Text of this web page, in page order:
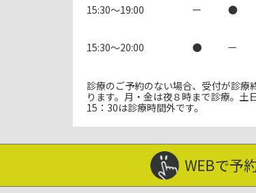
15:30～19:00 ー ●
15:30～20:00 ● ー
診療のご予約のない場合、受付が診療
ります。月・金は夜８時まで診療
15：30は診療時間外です。
WEBで予